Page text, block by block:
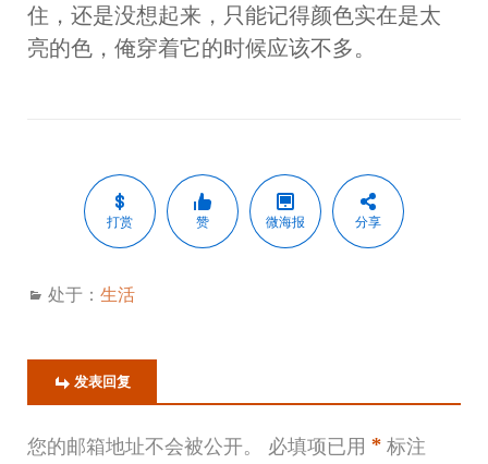
住，还是没想起来，只能记得颜色实在是太
亮的色，俺穿着它的时候应该不多。
打赏 赞 微海报 分享
处于： 生活
发表回复
您的邮箱地址不会被公开。 必填项已用 * 标注